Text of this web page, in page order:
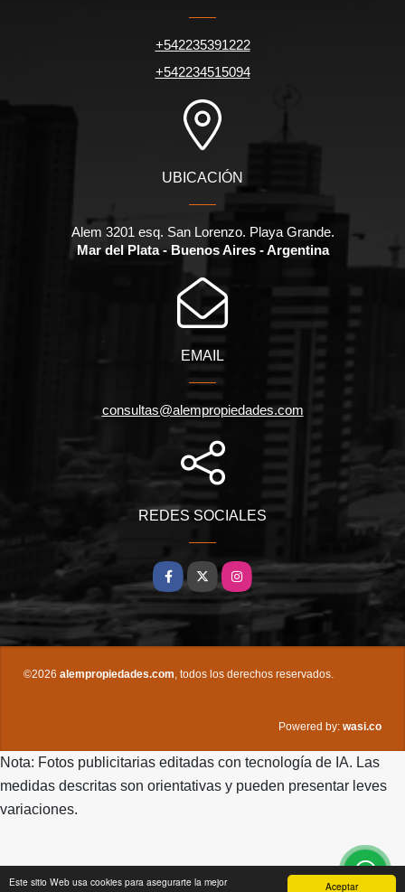
Aceptar
Este sitio Web usa cookies para asegurarte la mejor
+542235391222
+542234515094
UBICACIÓN
Alem 3201 esq. San Lorenzo. Playa Grande.
Mar del Plata - Buenos Aires - Argentina
EMAIL
consultas@alempropiedades.com
REDES SOCIALES
Facebook
X Instagram
©2026 alempropiedades.com, todos los derechos reservados.
Powered by: wasi.co
Nota: Fotos publicitarias editadas con tecnología de IA. Las
medidas descritas son orientativas y pueden presentar leves
variaciones.